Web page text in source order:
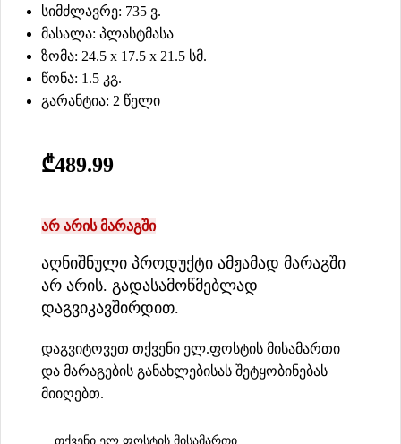
სიმძლავრე: 735 ვ.
მასალა: პლასტმასა
ზომა: 24.5 x 17.5 x 21.5 სმ.
წონა: 1.5 კგ.
გარანტია: 2 წელი
₾489.99
არ არის მარაგში
აღნიშნული პროდუქტი ამჟამად მარაგში
არ არის. გადასამოწმებლად
დაგვიკავშირდით.
დაგვიტოვეთ თქვენი ელ.ფოსტის მისამართი
და მარაგების განახლებისას შეტყობინებას
მიიღებთ.